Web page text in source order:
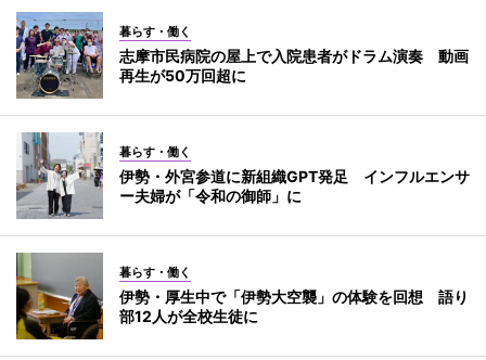
暮らす・働く
志摩市民病院の屋上で入院患者がドラム演奏 動画
再生が50万回超に
暮らす・働く
伊勢・外宮参道に新組織GPT発足 インフルエンサ
ー夫婦が「令和の御師」に
暮らす・働く
伊勢・厚生中で「伊勢大空襲」の体験を回想 語り
部12人が全校生徒に